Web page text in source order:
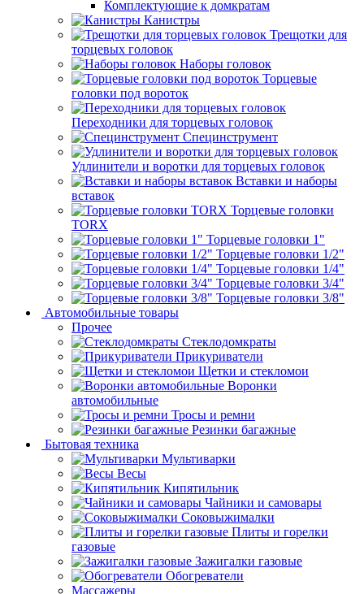
Комплектующие к домкратам
Канистры
Трещотки для
торцевых головок
Наборы головок
Торцевые
головки под вороток
Переходники для торцевых головок
Специнструмент
Удлинители и воротки для торцевых головок
Вставки и наборы
вставок
Торцевые головки
TORX
Торцевые головки 1"
Торцевые головки 1/2"
Торцевые головки 1/4"
Торцевые головки 3/4"
Торцевые головки 3/8"
Автомобильные товары
Прочее
Стеклодомкраты
Прикуриватели
Щетки и стекломои
Воронки
автомобильные
Тросы и ремни
Резинки багажные
Бытовая техника
Мультиварки
Весы
Кипятильник
Чайники и самовары
Соковыжималки
Плиты и горелки
газовые
Зажигалки газовые
Обогреватели
Массажеры